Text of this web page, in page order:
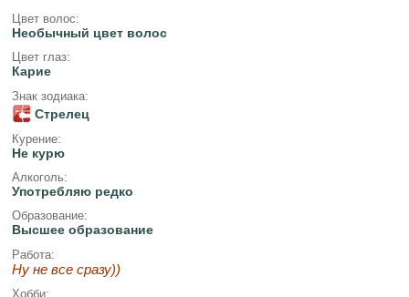
Цвет волос:
Необычный цвет волос
Цвет глаз:
Карие
Знак зодиака:
Стрелец
Курение:
Не курю
Алкоголь:
Употребляю редко
Образование:
Высшее образование
Работа:
Ну не все сразу))
Хобби: